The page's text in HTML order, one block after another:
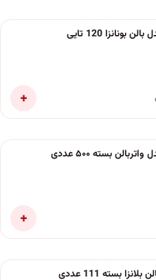
120 تایی
+
بسته ۵۰۰ عددی
+
بسته 111 عددی